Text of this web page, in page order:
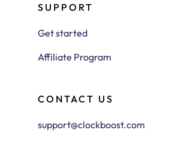
SUPPORT
Get started
Affiliate Program
CONTACT US
support@clockboost.com